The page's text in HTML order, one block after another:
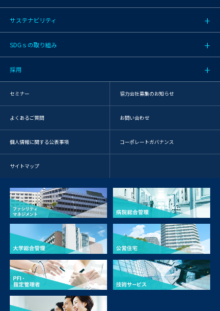
サステナビリティ
SDGｓの取り組み
採用
セミナー 協力会社募集のお知らせ
よくあるご質問 お問い合わせ
個人情報に関する公表事項 コーポレートガバナンス
サイトマップ